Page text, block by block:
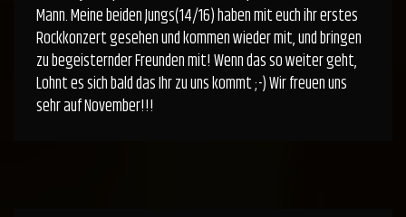
Mann. Meine beiden Jungs(14/16) haben mit euch ihr erstes
Rockkonzert gesehen und kommen wieder mit, und bringen
zu begeisternder Freunden mit! Wenn das so weiter geht,
Lohnt es sich bald das Ihr zu uns kommt ;-) Wir freuen uns
sehr auf November!!!